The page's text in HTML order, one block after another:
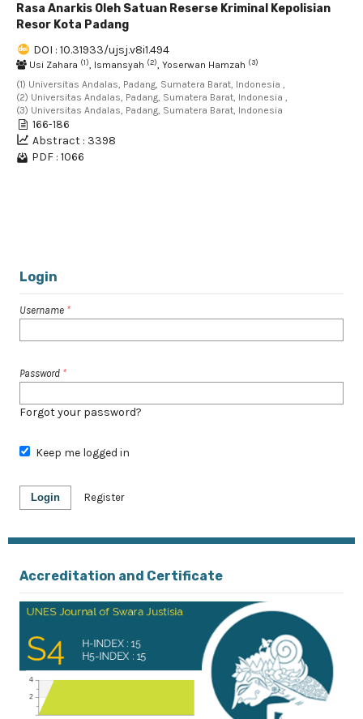
Rasa Anarkis Oleh Satuan Reserse Kriminal Kepolisian
Resor Kota Padang
DOI : 10.31933/ujsj.v8i1.494
Usi Zahara (1), Ismansyah (2), Yoserwan Hamzah (3)
(1) Universitas Andalas, Padang, Sumatera Barat, Indonesia ,
(2) Universitas Andalas, Padang, Sumatera Barat, Indonesia ,
(3) Universitas Andalas, Padang, Sumatera Barat, Indonesia
166-186
Abstract : 3398
PDF : 1066
Login
Username *
Password *
Forgot your password?
Keep me logged in
Login Register
Accreditation and Certificate